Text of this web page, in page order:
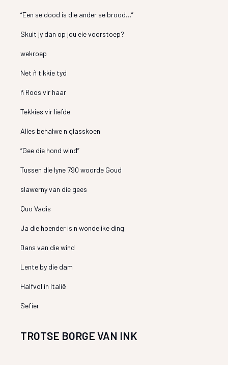
“Een se dood is die ander se brood…”
Skuit jy dan op jou eie voorstoep?
wekroep
Net ñ tikkie tyd
ñ Roos vir haar
Tekkies vir liefde
Alles behalwe n glasskoen
“Gee die hond wind”
Tussen die lyne 790 woorde Goud
slawerny van die gees
Quo Vadis
Ja die hoender is n wondelike ding
Dans van die wind
Lente by die dam
Halfvol in Italië
Sefier
TROTSE BORGE VAN INK